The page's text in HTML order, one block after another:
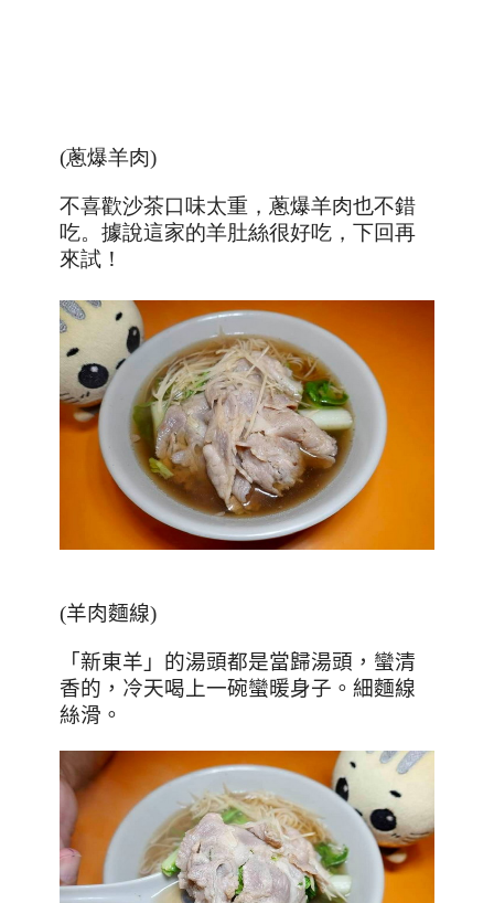
(蔥爆羊肉)
不喜歡沙茶口味太重，蔥爆羊肉也不錯
吃。據說這家的羊肚絲很好吃，下回再
來試！
(羊肉麵線)
「新東羊」的湯頭都是當歸湯頭，蠻清
香的，冷天喝上一碗蠻暖身子。細麵線
絲滑。